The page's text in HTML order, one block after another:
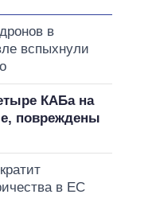
в
вспыхнули
КАБа на
повреждены
в ЕС